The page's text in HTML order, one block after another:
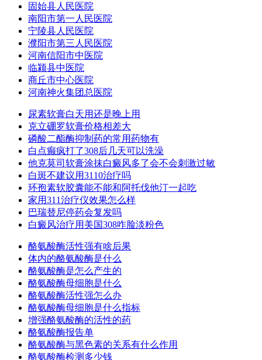
固始县人民医院
南阳市第一人民医院
宁陵县人民医院
濮阳市第三人民医院
河南信阳市中医院
临颍县中医院
商丘市中心医院
河南神火集团总医院
尿素软膏白天用还是晚上用
克立硼罗软膏价格相差大
磷酸二酯酶抑制药的常用药物有
白点癫疯打了308后几天可以洗澡
他克莫司软膏涂抹白癜风多了会不会刺激过敏
白斑不建议用3110治疗吗
环孢素软胶囊能不能和阿托伐他汀一起吃
家用311治疗仪效果怎么样
巴瑞替尼停药会复发吗
白癜风治疗用美国308咋脸淡粉色
酪氨酸酶活性强有啥后果
体内的酪氨酸酶是什么
酪氨酸酶是怎么产生的
酪氨酸酶母细胞是什么
酪氨酸酶活性强怎么办
酪氨酸酶母细胞是什么指标
增强酪氨酸酶的活性的药
酪氨酸酶报告单
酪氨酸酶与黑色素的关系有什么作用
酪氨酸酶检测多少钱